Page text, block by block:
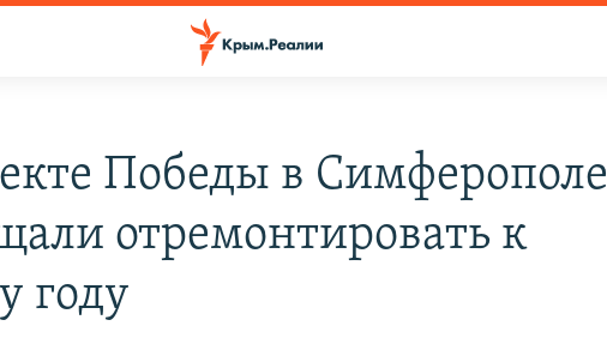
Победы в Симферополе
отремонтировать к
году